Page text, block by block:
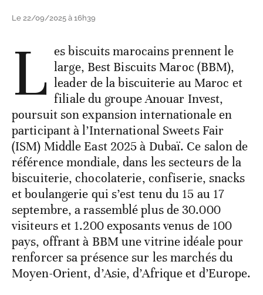
Le 22/09/2025 à 16h39
L es biscuits marocains prennent le
large, Best Biscuits Maroc (BBM),
leader de la biscuiterie au Maroc et
filiale du groupe Anouar Invest,
poursuit son expansion internationale en
participant à l’International Sweets Fair
(ISM) Middle East 2025 à Dubaï. Ce salon de
référence mondiale, dans les secteurs de la
biscuiterie, chocolaterie, confiserie, snacks
et boulangerie qui s’est tenu du 15 au 17
septembre, a rassemblé plus de 30.000
visiteurs et 1.200 exposants venus de 100
pays, offrant à BBM une vitrine idéale pour
renforcer sa présence sur les marchés du
Moyen-Orient, d’Asie, d’Afrique et d’Europe.